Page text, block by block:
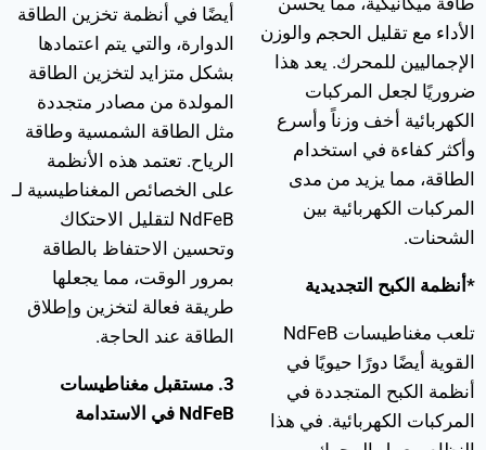
الأداء مع تقليل الحجم والوزن
الإجماليين للمحرك. يعد هذا
ضروريًا لجعل المركبات
الكهربائية أخف وزناً وأسرع
وأكثر كفاءة في استخدام
الطاقة، مما يزيد من مدى
المركبات الكهربائية بين
الشحنات.
*أنظمة الكبح التجديدية
تلعب مغناطيسات NdFeB
القوية أيضًا دورًا حيويًا في
أنظمة الكبح المتجددة في
المركبات الكهربائية. في هذا
أيضًا في أنظمة تخزين الطاقة
الدوارة، والتي يتم اعتمادها
بشكل متزايد لتخزين الطاقة
المولدة من مصادر متجددة
مثل الطاقة الشمسية وطاقة
الرياح. تعتمد هذه الأنظمة
على الخصائص المغناطيسية لـ
NdFeB لتقليل الاحتكاك
وتحسين الاحتفاظ بالطاقة
بمرور الوقت، مما يجعلها
طريقة فعالة لتخزين وإطلاق
الطاقة عند الحاجة.
3. مستقبل مغناطيسات
NdFeB في الاستدامة